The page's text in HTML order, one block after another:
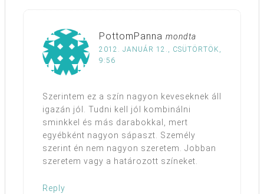
PottomPanna mondta
2012. JANUÁR 12., CSÜTÖRTÖK,
9:56
Szerintem ez a szín nagyon keveseknek áll
igazán jól. Tudni kell jól kombinálni
sminkkel és más darabokkal, mert
egyébként nagyon sápaszt. Személy
szerint én nem nagyon szeretem. Jobban
szeretem vagy a határozott színeket.
Reply